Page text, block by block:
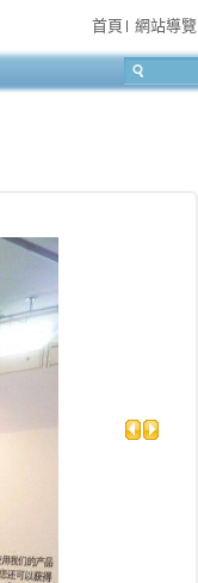
首頁 網站導覽